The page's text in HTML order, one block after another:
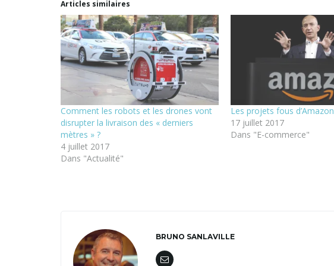
Articles similaires
Comment les robots et les drones vont
disrupter la livraison des « derniers
mètres » ?
4 juillet 2017
Dans "Actualité"
Les projets fous d’Amazon
17 juillet 2017
Dans "E-commerce"
BRUNO SANLAVILLE